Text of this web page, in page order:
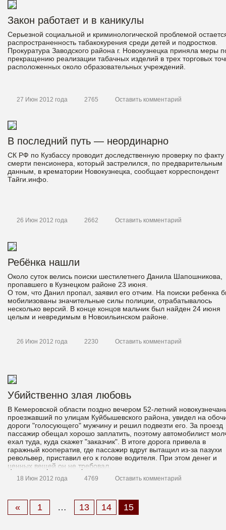
Закон работает и в каникулы
Серьезной социальной и криминологической проблемой
распространенность табакокурения среди детей и подростков.
Прокуратура Заводского района г. Новокузнецка приняла меры
прекращению реализации табачных изделий в трех торговых
расположенных около образовательных учреждений.
27 Июн 2012 года 2765 Оставить комментарий
В последний путь — неординарно
СК РФ по Кузбассу проводит доследственную проверку по факту
смерти пенсионера, который застрелился, по предварительным
данным, в крематории Новокузнецка, сообщает корреспондент
Тайги.инфо.
26 Июн 2012 года 2662 Оставить комментарий
Ребёнка нашли
Около суток велись поиски шестилетнего Данила Шапошникова,
пропавшего в Кузнецком районе 23 июня.
О том, что Данил пропал, заявил его отчим. На поиски ребенка
мобилизованы значительные силы полиции, отрабатывалось
несколько версий. В конце концов мальчик был найден 24 июня
целым и невредимым в Новоильинском районе.
26 Июн 2012 года 2230 Оставить комментарий
Убийственно злая любовь
В Кемеровской области поздно вечером 52-летний
проезжавший по улицам Куйбышевского района, увидел на
дороги "голосующего" мужчину и решил подвезти его. За проезд
пассажир обещал хорошо заплатить, поэтому автомобилист
ехал туда, куда скажет "заказчик". В итоге дорога привела в
гаражный кооператив, где пассажир вдруг вытащил из-за пазухи
револьвер, приставил его к голове водителя. При этом денег и
ценных вещей он не требовал.
18 Июн 2012 года 4769 Оставить комментарий
Материалы
« 1 … 13 14 15